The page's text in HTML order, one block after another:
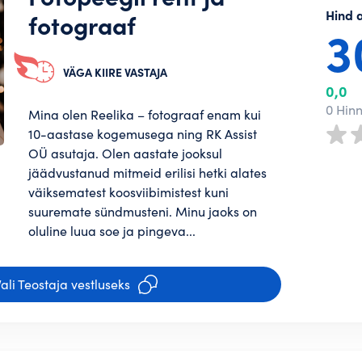
fotograaf
VÄGA KIIRE VASTAJA
Mina olen Reelika – fotograaf enam kui
10-aastase kogemusega ning RK Assist
OÜ asutaja. Olen aastate jooksul
jäädvustanud mitmeid erilisi hetki alates
väiksematest koosviibimistest kuni
suuremate sündmusteni. Minu jaoks on
oluline luua soe ja pingeva...
Teostaja vestluseks
Hind
0,0
0
parooli?
Teostaja profiili. Mida terviklikum
soovivad Tellijad Sinuga
kokkulepetele suurepäraste
loomist